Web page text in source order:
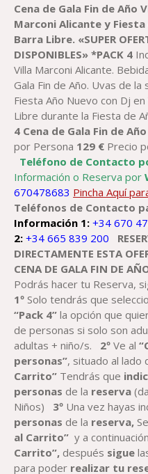
Cena de Gala Fin de Año
Marconi Alicantey
Barra Libre. «SUPER
DISPONIBLES» *PACK 4
Villa Marconi Alicante.
Gala Fin de Año. Uvas de
Fiesta Año Nuevo con Dj
Libre durante la Fiesta de
4 Cena de Gala Fin de
por Persona 129 € Precio
Teléfono de Contacto
Información o Reserva por
670478683 Pincha Aquí
Teléfonos de Contacto
Información 1:+34 670
2: +34 665 839 200
DIRECTAMENTE ESTA
CENA DE GALA FIN DE
Podrás hacer tu Reserva,
1ºSolo tendrás que
“Pack 4”la opción que
de personas si solo son
adultas + niño/s.
2º Ve al
personas”, situado al
Carrito” Tendrás que
personas de la reserva
Niños)
3º Una vez hayas
personas de la reserva,
al Carrito” y a
Carrito”, después sigue
para poder realizar tu